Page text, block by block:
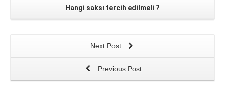
Hangi saksı tercih edilmeli ?
Next Post
Previous Post